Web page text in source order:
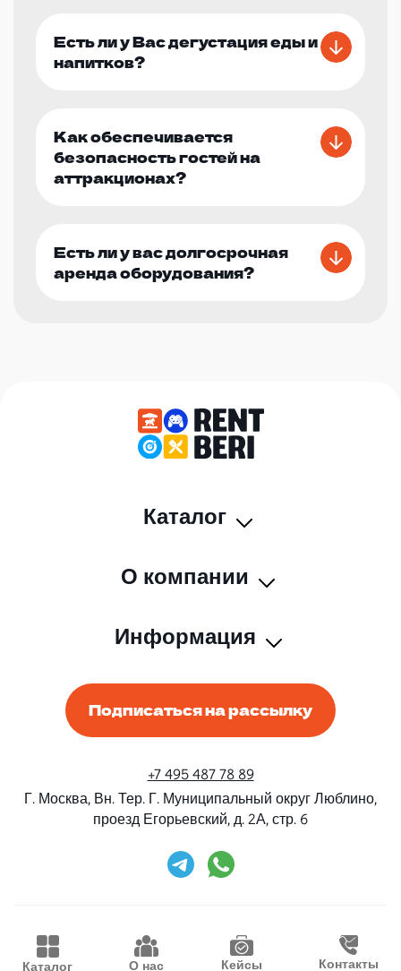
Каталог О нас Кейсы Контакты
Есть ли у Вас дегустация еды и
напитков?
Как обеспечивается
безопасность гостей на
аттракционах?
Есть ли у вас долгосрочная
аренда оборудования?
Каталог
О компании
Информация
Подписаться на рассылку
+7 495 487 78 89
Г. Москва, Вн. Тер. Г. Муниципальный округ Люблино,
проезд Егорьевский, д. 2А, стр. 6
Дизайн и разработка
Конструктивные решения